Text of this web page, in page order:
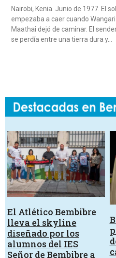
Nairobi, Kenia. Junio de 1977. El sol
empezaba a caer cuando Wangari
Maathai dejó de caminar. El
se perdía entre una tierra dura y…
El Atlético Bembibre
lleva el skyline
diseñado por los
alumnos del IES
Señor de Bembibre a